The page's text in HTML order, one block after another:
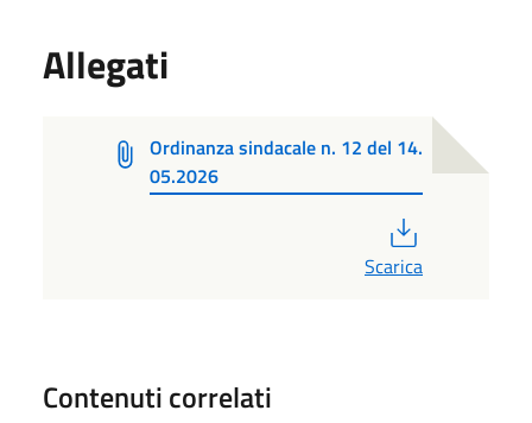
Allegati
Ordinanza sindacale n. 12 del 14.
05.2026
Scarica
Contenuti correlati